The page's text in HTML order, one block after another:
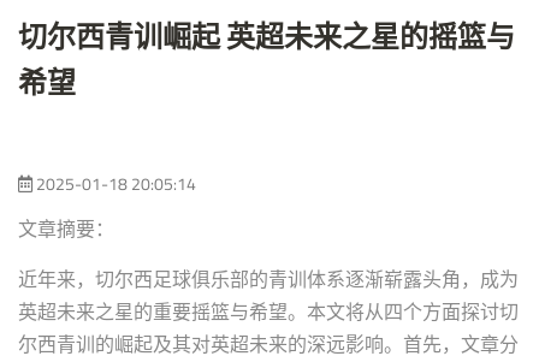
切尔西青训崛起 英超未来之星的摇篮与
希望
2025-01-18 20:05:14
文章摘要：
近年来，切尔西足球俱乐部的青训体系逐渐崭露头角，成为
英超未来之星的重要摇篮与希望。本文将从四个方面探讨切
尔西青训的崛起及其对英超未来的深远影响。首先，文章分